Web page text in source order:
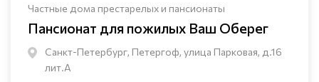
Частные дома престарелых и пансионаты
Пансионат для пожилых Ваш Оберег
Санкт-Петербург, Петергоф, улица Парковая, д.16
лит.А